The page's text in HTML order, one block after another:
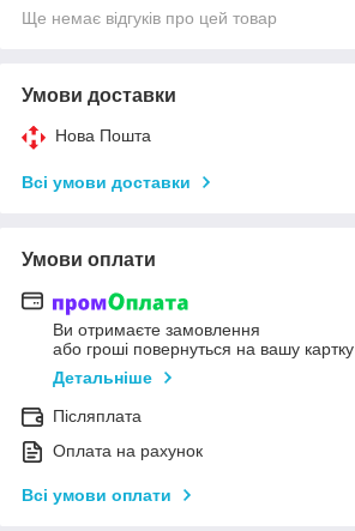
Ще немає відгуків про цей товар
Умови доставки
Нова Пошта
Всі умови доставки
Умови оплати
Ви отримаєте замовлення
або гроші повернуться на вашу картку
Детальніше
Післяплата
Оплата на рахунок
Всі умови оплати